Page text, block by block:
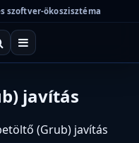
szoftver-ökoszisztéma
javítás
(Grub) javítás